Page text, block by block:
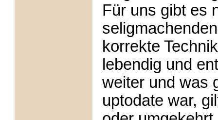
Für uns gibt es
korrekte
lebendig und
weiter und was
uptodate war,